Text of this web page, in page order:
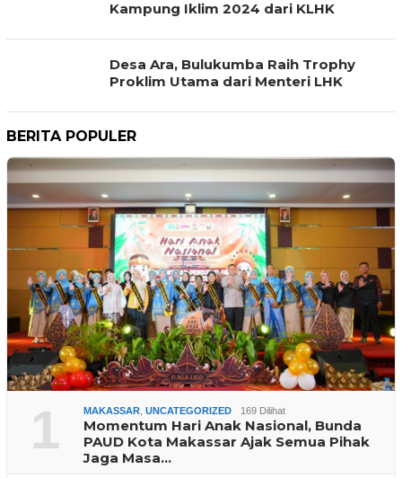
Kampung Iklim 2024 dari KLHK
Desa Ara, Bulukumba Raih Trophy
Proklim Utama dari Menteri LHK
BERITA POPULER
1 MAKASSAR UNCATEGORIZED 169 Dilihat
Momentum Hari Anak Nasional, Bunda
PAUD Kota Makassar Ajak Semua Pihak
Jaga Masa…